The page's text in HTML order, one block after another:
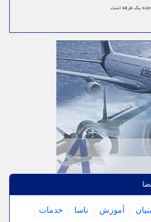
آموزش ناسا
خدمات